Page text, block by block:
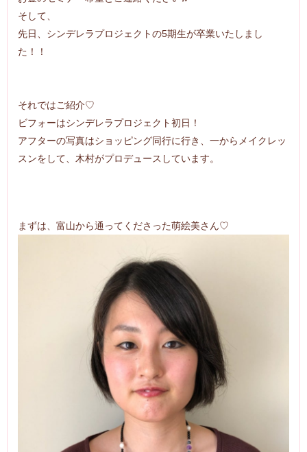
そして、
先日、 シンデレラプロジェクトの5期生が卒業いたしまし
た！！
それではご紹介♡
ビフォーはシンデレラプロジェクト初日！
アフターの写真はショッピング同行に行き、一からメイクレッ
スンをして、木村がプロデュースしています。
まずは、富山から通ってくださった萌絵美さん♡